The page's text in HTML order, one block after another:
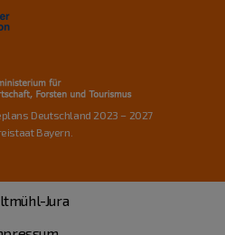
Deutschland 2023 – 2027
Bayern.
Jura